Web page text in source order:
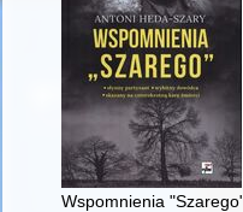
Wspomnienia "Szarego"